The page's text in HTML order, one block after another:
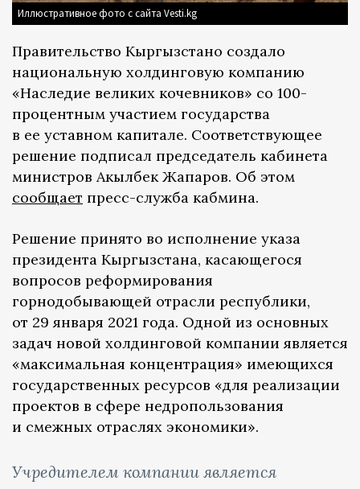
Иллюстративное фото с сайта Vesti.kg
Правительство Кыргызстано создало
национальную холдинговую компанию
«Наследие великих кочевников» со 100-
процентным участием государства
в ее уставном капитале. Соответствующее
решение подписал председатель кабинета
министров Акылбек Жапаров. Об этом
сообщает пресс-служба кабмина.
Решение принято во исполнение указа
президента Кыргызстана, касающегося
вопросов реформирования
горнодобывающей отрасли республики,
от 29 января 2021 года. Одной из основных
задач новой холдинговой компании является
«максимальная концентрация» имеющихся
государственных ресурсов «для реализации
проектов в сфере недропользования
и смежных отраслях экономики».
Учредителем компании является